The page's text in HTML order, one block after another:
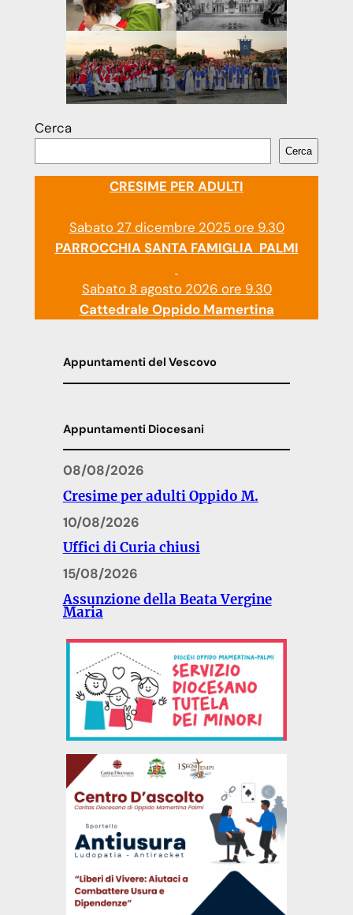
Cerca
Cerca
CRESIME PER ADULTI
Sabato 27 dicembre 2025 ore 9.30
PARROCCHIA SANTA FAMIGLIA PALMI
Sabato 8 agosto 2026 ore 9.30
Cattedrale Oppido Mamertina
Appuntamenti del Vescovo
Appuntamenti Diocesani
08/08/2026
Cresime per adulti Oppido M.
10/08/2026
Uffici di Curia chiusi
15/08/2026
Assunzione della Beata Vergine
Maria